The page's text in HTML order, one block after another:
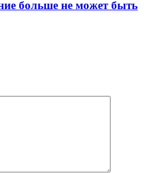
больше не может быть